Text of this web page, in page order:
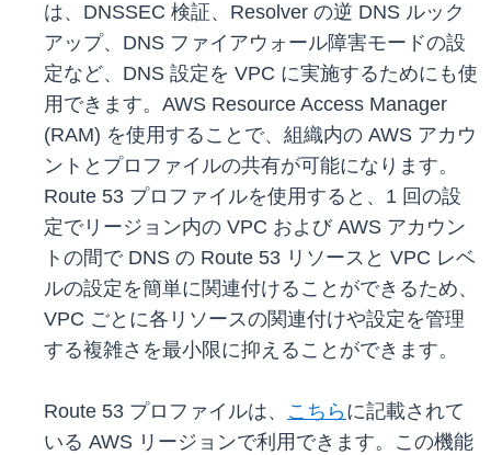
は、DNSSEC 検証、Resolver の逆 DNS ルック
アップ、DNS ファイアウォール障害モードの設
定など、DNS 設定を VPC に実施するためにも使
用できます。AWS Resource Access Manager
(RAM) を使用することで、組織内の AWS アカウ
ントとプロファイルの共有が可能になります。
Route 53 プロファイルを使用すると、1 回の設
定でリージョン内の VPC および AWS アカウン
トの間で DNS の Route 53 リソースと VPC レベ
ルの設定を簡単に関連付けることができるため、
VPC ごとに各リソースの関連付けや設定を管理
する複雑さを最小限に抑えることができます。
Route 53 プロファイルは、 こちらに記載されて
いる AWS リージョンで利用できます。この機能